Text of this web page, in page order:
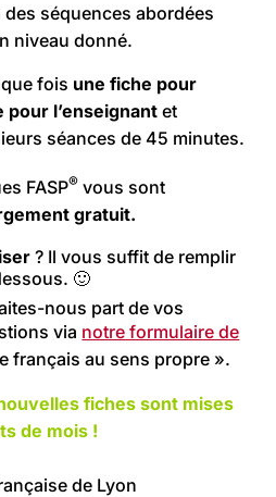
séquences abordées
niveau donné.
fois une fiche pour
pour l’enseignant et
séances de 45 minutes.
FASP® vous sont
gratuit.
? Il vous suffit de remplir
🙂
nous part de vos
via notre formulaire de
français au sens propre ».
fiches sont mises
de mois !
de Lyon